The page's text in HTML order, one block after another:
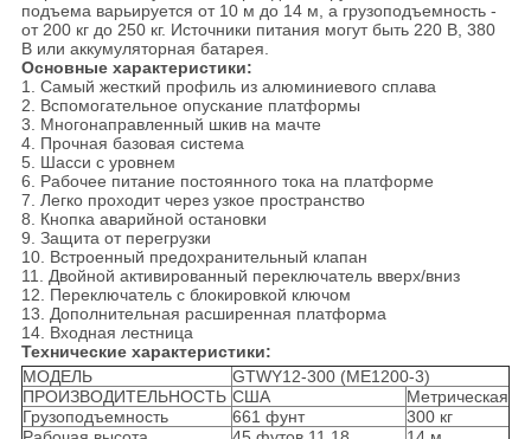
подъема варьируется от 10 м до 14 м, а грузоподъемность -
от 200 кг до 250 кг. Источники питания могут быть 220 В, 380
В или аккумуляторная батарея.
Основные характеристики:
1. Самый жесткий профиль из алюминиевого сплава
2. Вспомогательное опускание платформы
3. Многонаправленный шкив на мачте
4. Прочная базовая система
5. Шасси с уровнем
6. Рабочее питание постоянного тока на платформе
7. Легко проходит через узкое пространство
8. Кнопка аварийной остановки
9. Защита от перегрузки
10. Встроенный предохранительный клапан
11. Двойной активированный переключатель вверх/вниз
12. Переключатель с блокировкой ключом
13. Дополнительная расширенная платформа
14. Входная лестница
Технические характеристики:
МОДЕЛЬ
GTWY12-300 (ME1200-3)
ПРОИЗВОДИТЕЛЬНОСТЬ США
Метрическая
Грузоподъемность
661 фунт
300 кг